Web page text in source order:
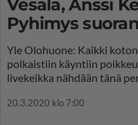
Vesala, Anssi
Pyhimys
Yle Olohuone: Kaikki
polkaistiin käyntiin
livekeikka nähdään tänä
20.3.2020 klo 7:00